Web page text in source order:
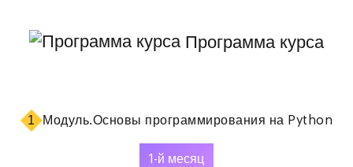
Программа курса
1 Модуль.Основы программирования на Python
1-й месяц